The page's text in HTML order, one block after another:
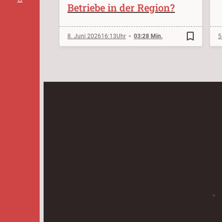
Betriebe in der Region?
8. Juni 202616:13 03:28 Min. bookmark_border